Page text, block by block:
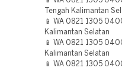
Tengah Kalimantan
📱 WA 0821 1305
Kalimantan Selatan
📱 WA 0821 1305
Kalimantan Selatan
📱 WA 0821 1305